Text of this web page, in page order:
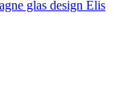
glas design Elis